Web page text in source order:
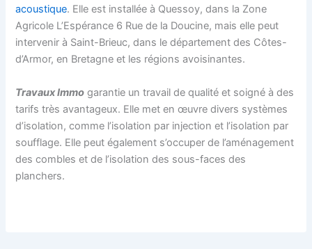
acoustique. Elle est installée à Quessoy, dans la Zone
Agricole L’Espérance 6 Rue de la Doucine, mais elle peut
intervenir à Saint-Brieuc, dans le département des Côtes-
d’Armor, en Bretagne et les régions avoisinantes.
Travaux Immo garantie un travail de qualité et soigné à des
tarifs très avantageux. Elle met en œuvre divers systèmes
d’isolation, comme l’isolation par injection et l’isolation par
soufflage. Elle peut également s’occuper de l’aménagement
des combles et de l’isolation des sous-faces des
planchers.